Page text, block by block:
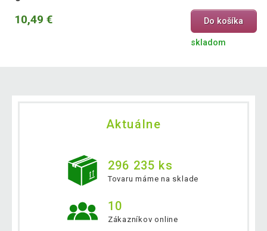
10,49 € Do košíka
skladom
Aktuálne
296 235 ks
Tovaru máme na sklade
10
Zákazníkov online